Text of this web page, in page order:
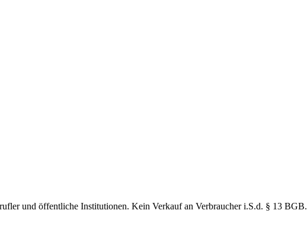
und öffentliche Institutionen. Kein Verkauf an Verbraucher i.S.d. § 13 BGB.